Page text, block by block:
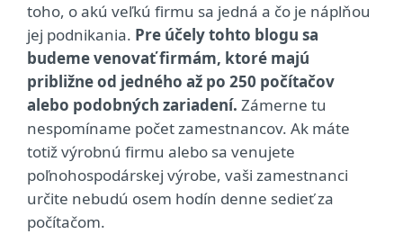
toho, o akú veľkú firmu sa jedná a čo je náplňou
jej podnikania. Pre účely tohto blogu sa
budeme venovať firmám, ktoré majú
približne od jedného až po 250 počítačov
alebo podobných zariadení. Zámerne tu
nespomíname počet zamestnancov. Ak máte
totiž výrobnú firmu alebo sa venujete
poľnohospodárskej výrobe, vaši zamestnanci
určite nebudú osem hodín denne sedieť za
počítačom.